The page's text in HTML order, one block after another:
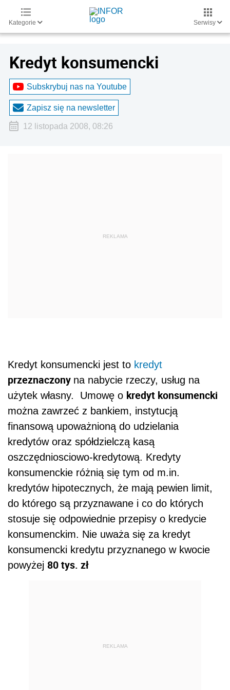
Kategorie Serwisy
Kredyt konsumencki
Subskrybuj nas na Youtube
Zapisz się na newsletter
12 listopada 2008, 08:26
Kredyt konsumencki jest to kredyt
przeznaczony na nabycie rzeczy, usług na
użytek własny. Umowę o kredyt konsumencki
można zawrzeć z bankiem, instytucją
finansową upoważnioną do udzielania
kredytów oraz spółdzielczą kasą
oszczędniosciowo-kredytową. Kredyty
konsumenckie różnią się tym od m.in.
kredytów hipotecznych, że mają pewien limit,
do którego są przyznawane i co do których
stosuje się odpowiednie przepisy o kredycie
konsumenckim. Nie uważa się za kredyt
konsumencki kredytu przyznanego w kwocie
powyżej 80 tys. zł
REKLAMA